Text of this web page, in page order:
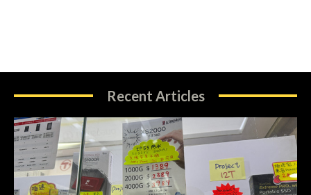
Recent Articles